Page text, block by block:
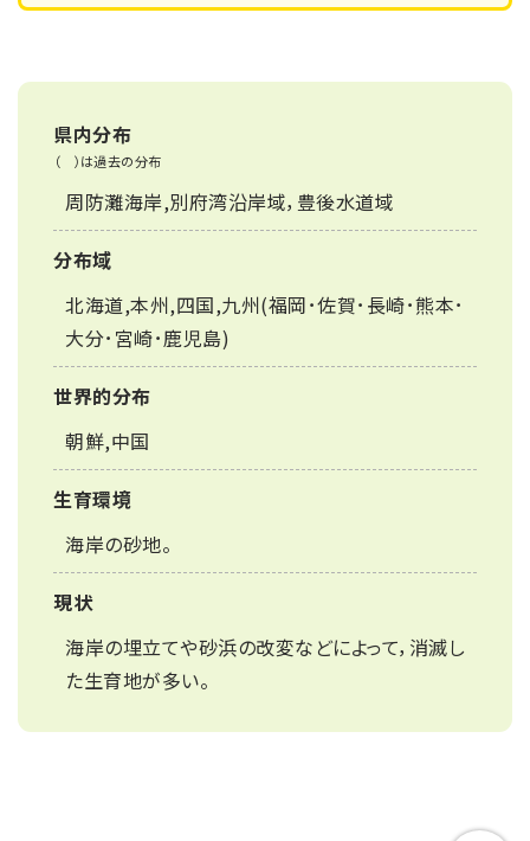
県内分布
（ ）は過去の分布
周防灘海岸,別府湾沿岸域，豊後水道域
分布域
北海道,本州,四国,九州(福岡･佐賀･長崎･熊本･
大分･宮崎･鹿児島)
世界的分布
朝鮮,中国
生育環境
海岸の砂地。
現状
海岸の埋立てや砂浜の改変などによって，消滅し
た生育地が多い。